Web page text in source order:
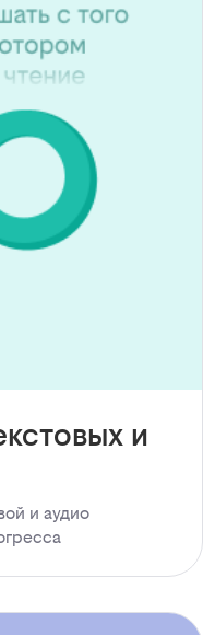
и
и аудио